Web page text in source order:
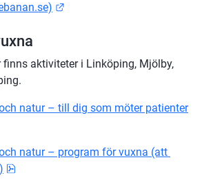
finns aktiviteter i Linköping, Mjölby,
natur – till dig som möter patienter
natur – program för vuxna (att